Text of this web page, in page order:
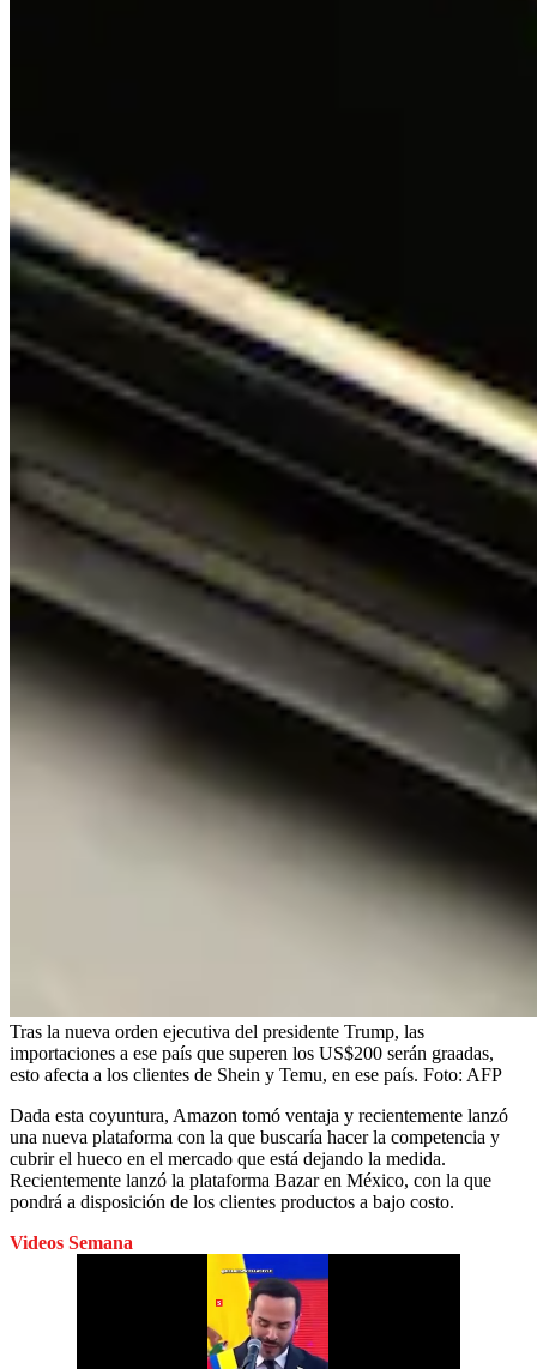
Tras la nueva orden ejecutiva del presidente Trump, las
importaciones a ese país que superen los US$200 serán graadas,
esto afecta a los clientes de Shein y Temu, en ese país. Foto: AFP
Dada esta coyuntura, Amazon tomó ventaja y recientemente lanzó
una nueva plataforma con la que buscaría hacer la competencia y
cubrir el hueco en el mercado que está dejando la medida.
Recientemente lanzó la plataforma Bazar en México, con la que
pondrá a disposición de los clientes productos a bajo costo.
Videos Semana